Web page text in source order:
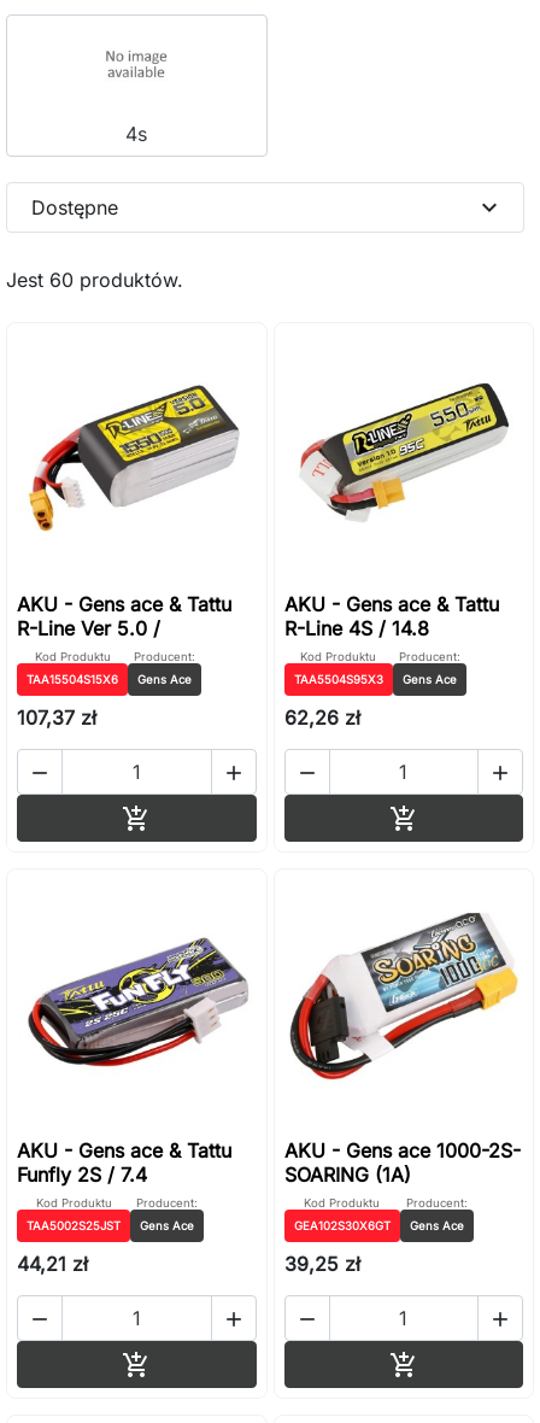
4s
Jest 60 produktów.
Dostępne expand_more
AKU - Gens ace & Tattu
R-Line Ver 5.0 /
Kod Produktu
TAA15504S15X6
Producent:
Gens Ace
107,37 zł
 

AKU - Gens ace & Tattu
R-Line 4S / 14.8
Kod Produktu
TAA5504S95X3
Producent:
Gens Ace
62,26 zł
 

AKU - Gens ace & Tattu
Funfly 2S / 7.4
Kod Produktu
TAA5002S25JST
Producent:
Gens Ace
44,21 zł
 

AKU - Gens ace 1000-2S-
SOARING (1A)
Kod Produktu
GEA102S30X6GT
Producent:
Gens Ace
39,25 zł
 
